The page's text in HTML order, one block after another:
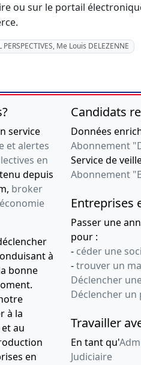
ou sur le portail
PERSPECTIVES, Me Louis DELEZENNE
service
et alertes
en
depuis
broker
à
bonne
à la
au
en
Candidats
Données
Abonnement
Service de
Abonnement
Entreprises
Passer une
pour :
- céder une
-trouver un
Déclencher
Déclencher un
Travailler
En tant qu'
Judiciaire